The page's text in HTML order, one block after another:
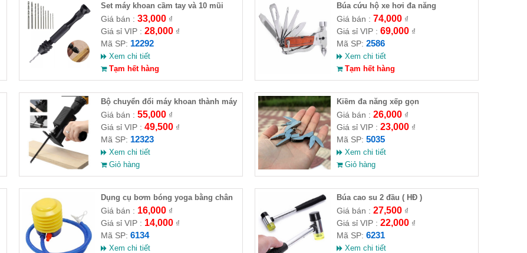
Set máy khoan cầm tay và 10 mũi
khoan
Giá bán : 33,000₫
Giá sỉ VIP : 28,000₫
Mã SP: 12292
Xem chi tiết
Tạm hết hàng
Búa cứu hộ xe hơi đa năng
Giá bán : 74,000₫
Giá sỉ VIP : 69,000₫
Mã SP: 2586
Xem chi tiết
Tạm hết hàng
Bộ chuyển đổi máy khoan thành máy
cưa (loại thường)( HĐ )
Giá bán : 55,000₫
Giá sỉ VIP : 49,500₫
Mã SP: 12323
Xem chi tiết
Giỏ hàng
Kiềm đa năng xếp gọn
Giá bán : 26,000₫
Giá sỉ VIP : 23,000₫
Mã SP: 5035
Xem chi tiết
Giỏ hàng
Dụng cụ bơm bóng yoga bằng chân
Giá bán : 16,000₫
Giá sỉ VIP : 14,000₫
Mã SP: 6134
Xem chi tiết
Búa cao su 2 đầu ( HĐ )
Giá bán : 27,500₫
Giá sỉ VIP : 22,000₫
Mã SP: 6231
Xem chi tiết